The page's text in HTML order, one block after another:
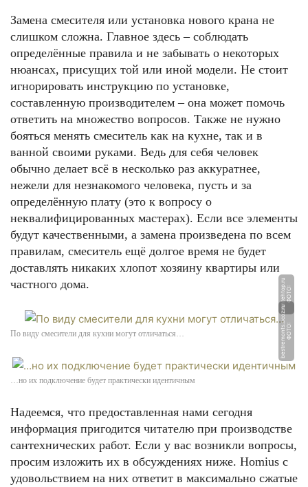
Замена смесителя или установка нового крана не
слишком сложна. Главное здесь – соблюдать
определённые правила и не забывать о некоторых
нюансах, присущих той или иной модели. Не стоит
игнорировать инструкцию по установке,
составленную производителем – она может помочь
ответить на множество вопросов. Также не нужно
бояться менять смеситель как на кухне, так и в
ванной своими руками. Ведь для себя человек
обычно делает всё в несколько раз аккуратнее,
нежели для незнакомого человека, пусть и за
определённую плату (это к вопросу о
неквалифицированных мастерах). Если все элементы
будут качественными, а замена произведена по всем
правилам, смеситель ещё долгое время не будет
доставлять никаких хлопот хозяину квартиры или
частного дома.
Ф
О
Т
О:
s
a
n
t
e
h
t
o
p.
r
u
По виду смесители для кухни могут отличаться… Ф
О
Т
О:
b
e
s
t
r
e
m
o
n
t
s.
u
c
o
z.
r
u
…но их подключение будет практически идентичным
Надеемся, что предоставленная нами сегодня
информация пригодится читателю при производстве
сантехнических работ. Если у вас возникли вопросы,
просим изложить их в обсуждениях ниже. Homius с
удовольствием на них ответит в максимально сжатые